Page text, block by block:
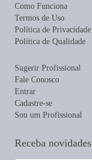
Como Funciona
Termos de Uso
Política de Privacidade
Política de Qualidade
Sugerir Profissional
Fale Conosco
Entrar
Cadastre-se
Sou um Profissional
Receba novidades